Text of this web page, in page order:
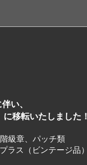
い、
に移転いたしました！
階級章、パッチ類
ラス（ビンテージ品）